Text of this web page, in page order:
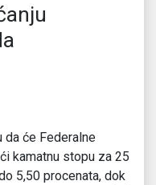
će Federalne
kamatnu stopu za 25
5,50 procenata, dok